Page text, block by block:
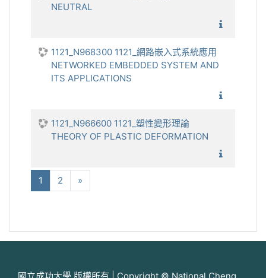
NEUTRAL
1121_N968300 1121_網路嵌入式系統應用
NETWORKED EMBEDDED SYSTEM AND
ITS APPLICATIONS
1121_N966600 1121_塑性變形理論
THEORY OF PLASTIC DEFORMATION
1 (当前)
2 »